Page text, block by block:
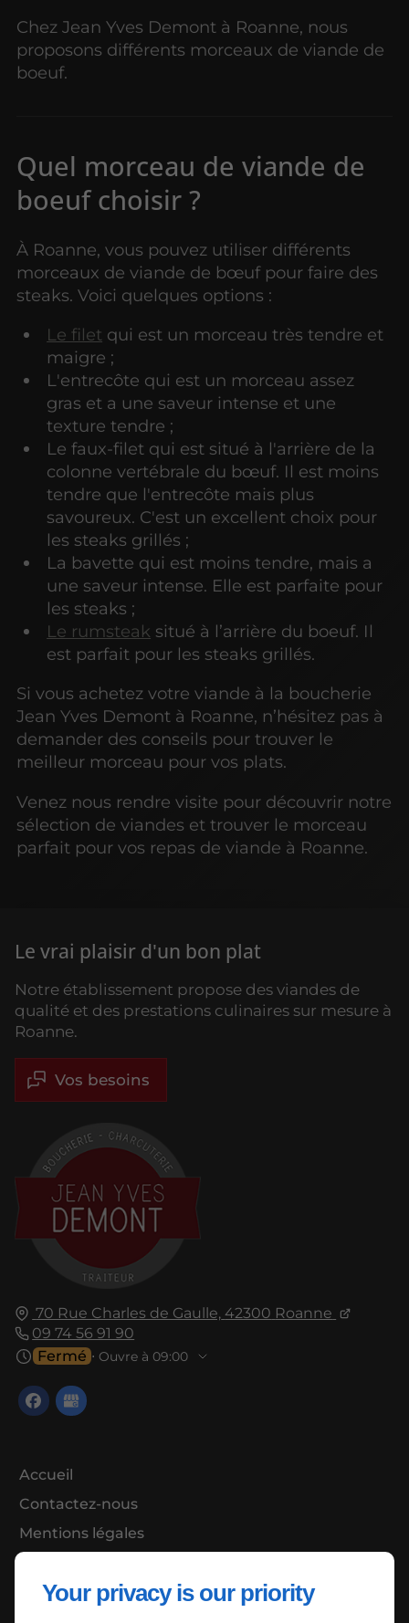
Your privacy is our priority
Chez Jean Yves Demont à Roanne, nous
proposons différents morceaux de viande de
boeuf.
Quel morceau de viande de
boeuf choisir ?
À Roanne, vous pouvez utiliser différents
morceaux de viande de bœuf pour faire des
steaks. Voici quelques options :
Le filet qui est un morceau très tendre et
maigre ;
L'entrecôte qui est un morceau assez
gras et a une saveur intense et une
texture tendre ;
Le faux-filet qui est situé à l'arrière de la
colonne vertébrale du bœuf. Il est moins
tendre que l'entrecôte mais plus
savoureux. C'est un excellent choix pour
les steaks grillés ;
La bavette qui est moins tendre, mais a
une saveur intense. Elle est parfaite pour
les steaks ;
Le rumsteak situé à l’arrière du boeuf. Il
est parfait pour les steaks grillés.
Si vous achetez votre viande à la boucherie
Jean Yves Demont à Roanne, n’hésitez pas à
demander des conseils pour trouver le
meilleur morceau pour vos plats.
Venez nous rendre visite pour découvrir notre
sélection de viandes et trouver le morceau
parfait pour vos repas de viande à Roanne.
70 Rue Charles de Gaulle, 42300 Roanne
09 74 56 91 90
Fermé ⋅ Ouvre à 09:00
Accueil
Contactez-nous
Mentions légales
Le vrai plaisir d'un bon plat
Notre établissement propose des viandes de
qualité et des prestations culinaires sur mesure à
Roanne.
Vos besoins